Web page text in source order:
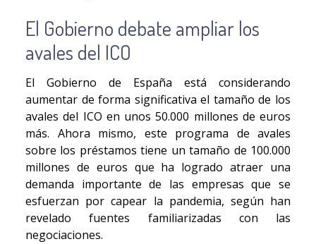
El Gobierno debate ampliar los
avales del ICO
El Gobierno de España está considerando
aumentar de forma significativa el tamaño de los
avales del ICO en unos 50.000 millones de euros
más. Ahora mismo, este programa de avales
sobre los préstamos tiene un tamaño de 100.000
millones de euros que ha logrado atraer una
demanda importante de las empresas que se
esfuerzan por capear la pandemia, según han
revelado fuentes familiarizadas con las
negociaciones.